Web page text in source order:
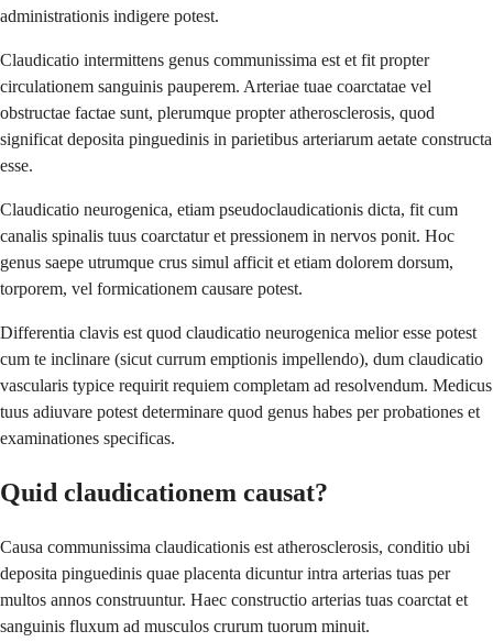
administrationis indigere potest.
Claudicatio intermittens genus communissima est et fit propter
circulationem sanguinis pauperem. Arteriae tuae coarctatae vel
obstructae factae sunt, plerumque propter atherosclerosis, quod
significat deposita pinguedinis in parietibus arteriarum aetate constructa
esse.
Claudicatio neurogenica, etiam pseudoclaudicationis dicta, fit cum
canalis spinalis tuus coarctatur et pressionem in nervos ponit. Hoc
genus saepe utrumque crus simul afficit et etiam dolorem dorsum,
torporem, vel formicationem causare potest.
Differentia clavis est quod claudicatio neurogenica melior esse potest
cum te inclinare (sicut currum emptionis impellendo), dum claudicatio
vascularis typice requirit requiem completam ad resolvendum. Medicus
tuus adiuvare potest determinare quod genus habes per probationes et
examinationes specificas.
Quid claudicationem causat?
Causa communissima claudicationis est atherosclerosis, conditio ubi
deposita pinguedinis quae placenta dicuntur intra arterias tuas per
multos annos construuntur. Haec constructio arterias tuas coarctat et
sanguinis fluxum ad musculos crurum tuorum minuit.